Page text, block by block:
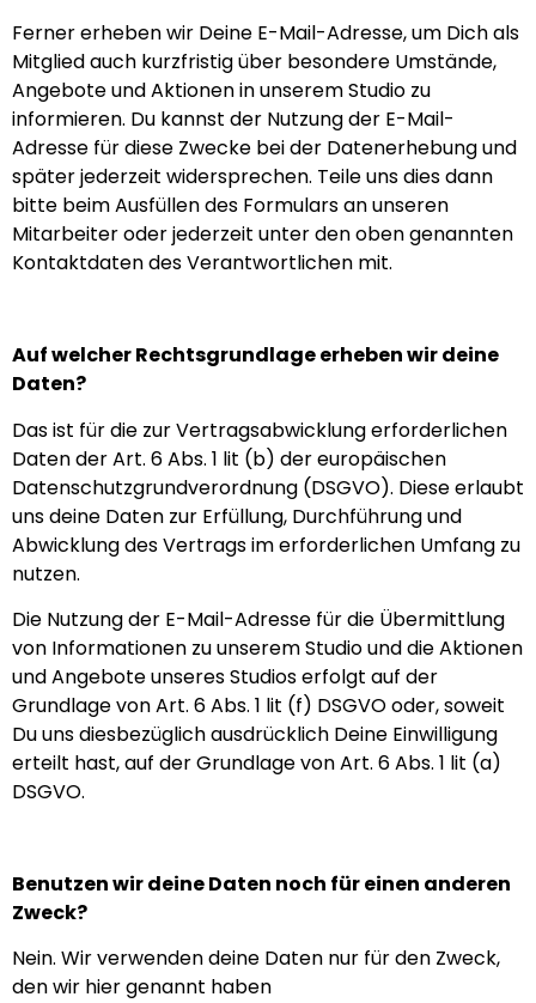
Ferner erheben wir Deine E-Mail-Adresse, um Dich als
Mitglied auch kurzfristig über besondere Umstände,
Angebote und Aktionen in unserem Studio zu
informieren. Du kannst der Nutzung der E-Mail-
Adresse für diese Zwecke bei der Datenerhebung und
später jederzeit widersprechen. Teile uns dies dann
bitte beim Ausfüllen des Formulars an unseren
Mitarbeiter oder jederzeit unter den oben genannten
Kontaktdaten des Verantwortlichen mit.
Auf welcher Rechtsgrundlage erheben wir deine
Daten?
Das ist für die zur Vertragsabwicklung erforderlichen
Daten der Art. 6 Abs. 1 lit (b) der europäischen
Datenschutzgrundverordnung (DSGVO). Diese erlaubt
uns deine Daten zur Erfüllung, Durchführung und
Abwicklung des Vertrags im erforderlichen Umfang zu
nutzen.
Die Nutzung der E-Mail-Adresse für die Übermittlung
von Informationen zu unserem Studio und die Aktionen
und Angebote unseres Studios erfolgt auf der
Grundlage von Art. 6 Abs. 1 lit (f) DSGVO oder, soweit
Du uns diesbezüglich ausdrücklich Deine Einwilligung
erteilt hast, auf der Grundlage von Art. 6 Abs. 1 lit (a)
DSGVO.
Benutzen wir deine Daten noch für einen anderen
Zweck?
Nein. Wir verwenden deine Daten nur für den Zweck,
den wir hier genannt haben